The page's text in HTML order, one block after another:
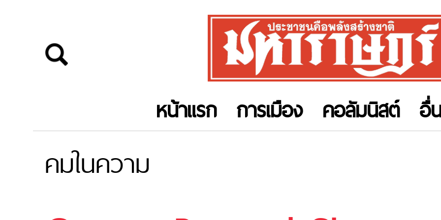
หน้าแรก การเมือง คอลัมนิสต์ อื่
คมในความ